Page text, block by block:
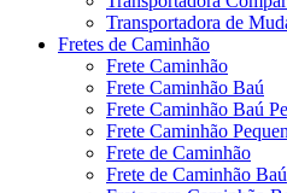
Transportadora de
Fretes de Caminhão
Frete Caminhão
Frete Caminhão Baú
Frete Caminhão Baú
Frete Caminhão
Frete de Caminhão
Frete de Caminhão Baú